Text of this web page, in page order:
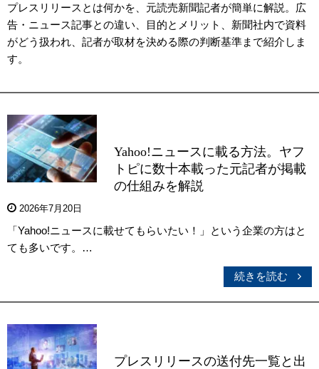
プレスリリースとは何かを、元読売新聞記者が簡単に解説。広
告・ニュース記事との違い、目的とメリット、新聞社内で資料
がどう扱われ、記者が取材を決める際の判断基準まで紹介しま
す。
Yahoo!ニュースに載る方法。ヤフ
トピに数十本載った元記者が掲載
の仕組みを解説
2026年7月20日
「Yahoo!ニュースに載せてもらいたい！」という企業の方はと
ても多いです。…
続きを読む
プレスリリースの送付先一覧と出